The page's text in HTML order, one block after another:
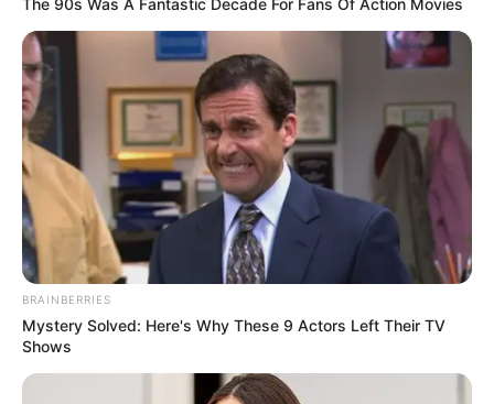
The 90s Was A Fantastic Decade For Fans Of Action Movies
BRAINBERRIES
Mystery Solved: Here's Why These 9 Actors Left Their TV
Shows